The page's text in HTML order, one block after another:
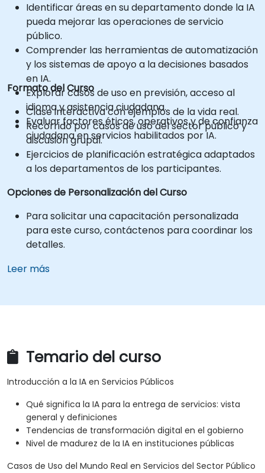
Identificar áreas en su departamento donde la IA
pueda mejorar las operaciones de servicio
público.
Comprender las herramientas de automatización
y los sistemas de apoyo a la decisiones basados
en IA.
Explorar casos de uso en previsión, acceso al
idioma y asistencia ciudadana.
Evaluar factores éticos, operativos y de confianza
ciudadana en servicios habilitados por IA.
Formato del Curso
Clase interactiva con ejemplos de la vida real.
Recorrido por casos de uso del sector público y
discusión grupal.
Ejercicios de planificación estratégica adaptados
a los departamentos de los participantes.
Opciones de Personalización del Curso
Para solicitar una capacitación personalizada
para este curso, contáctenos para coordinar los
detalles.
Leer más
Temario del curso
Introducción a la IA en Servicios Públicos
Qué significa la IA para la entrega de servicios: vista
general y definiciones
Tendencias de transformación digital en el gobierno
Nivel de madurez de la IA en instituciones públicas
Casos de Uso del Mundo Real en Servicios del Sector Público